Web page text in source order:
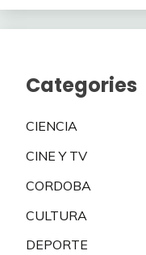
Categories
CIENCIA
CINE Y TV
CORDOBA
CULTURA
DEPORTE